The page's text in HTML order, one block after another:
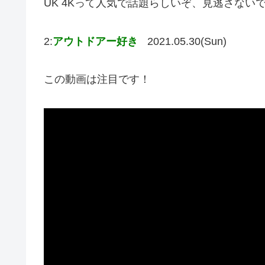
UK 4Kって人気で話題らしいぞ、見逃さない
2:アウトドアー好き 2021.05.30(Sun)
この動画は注目です！